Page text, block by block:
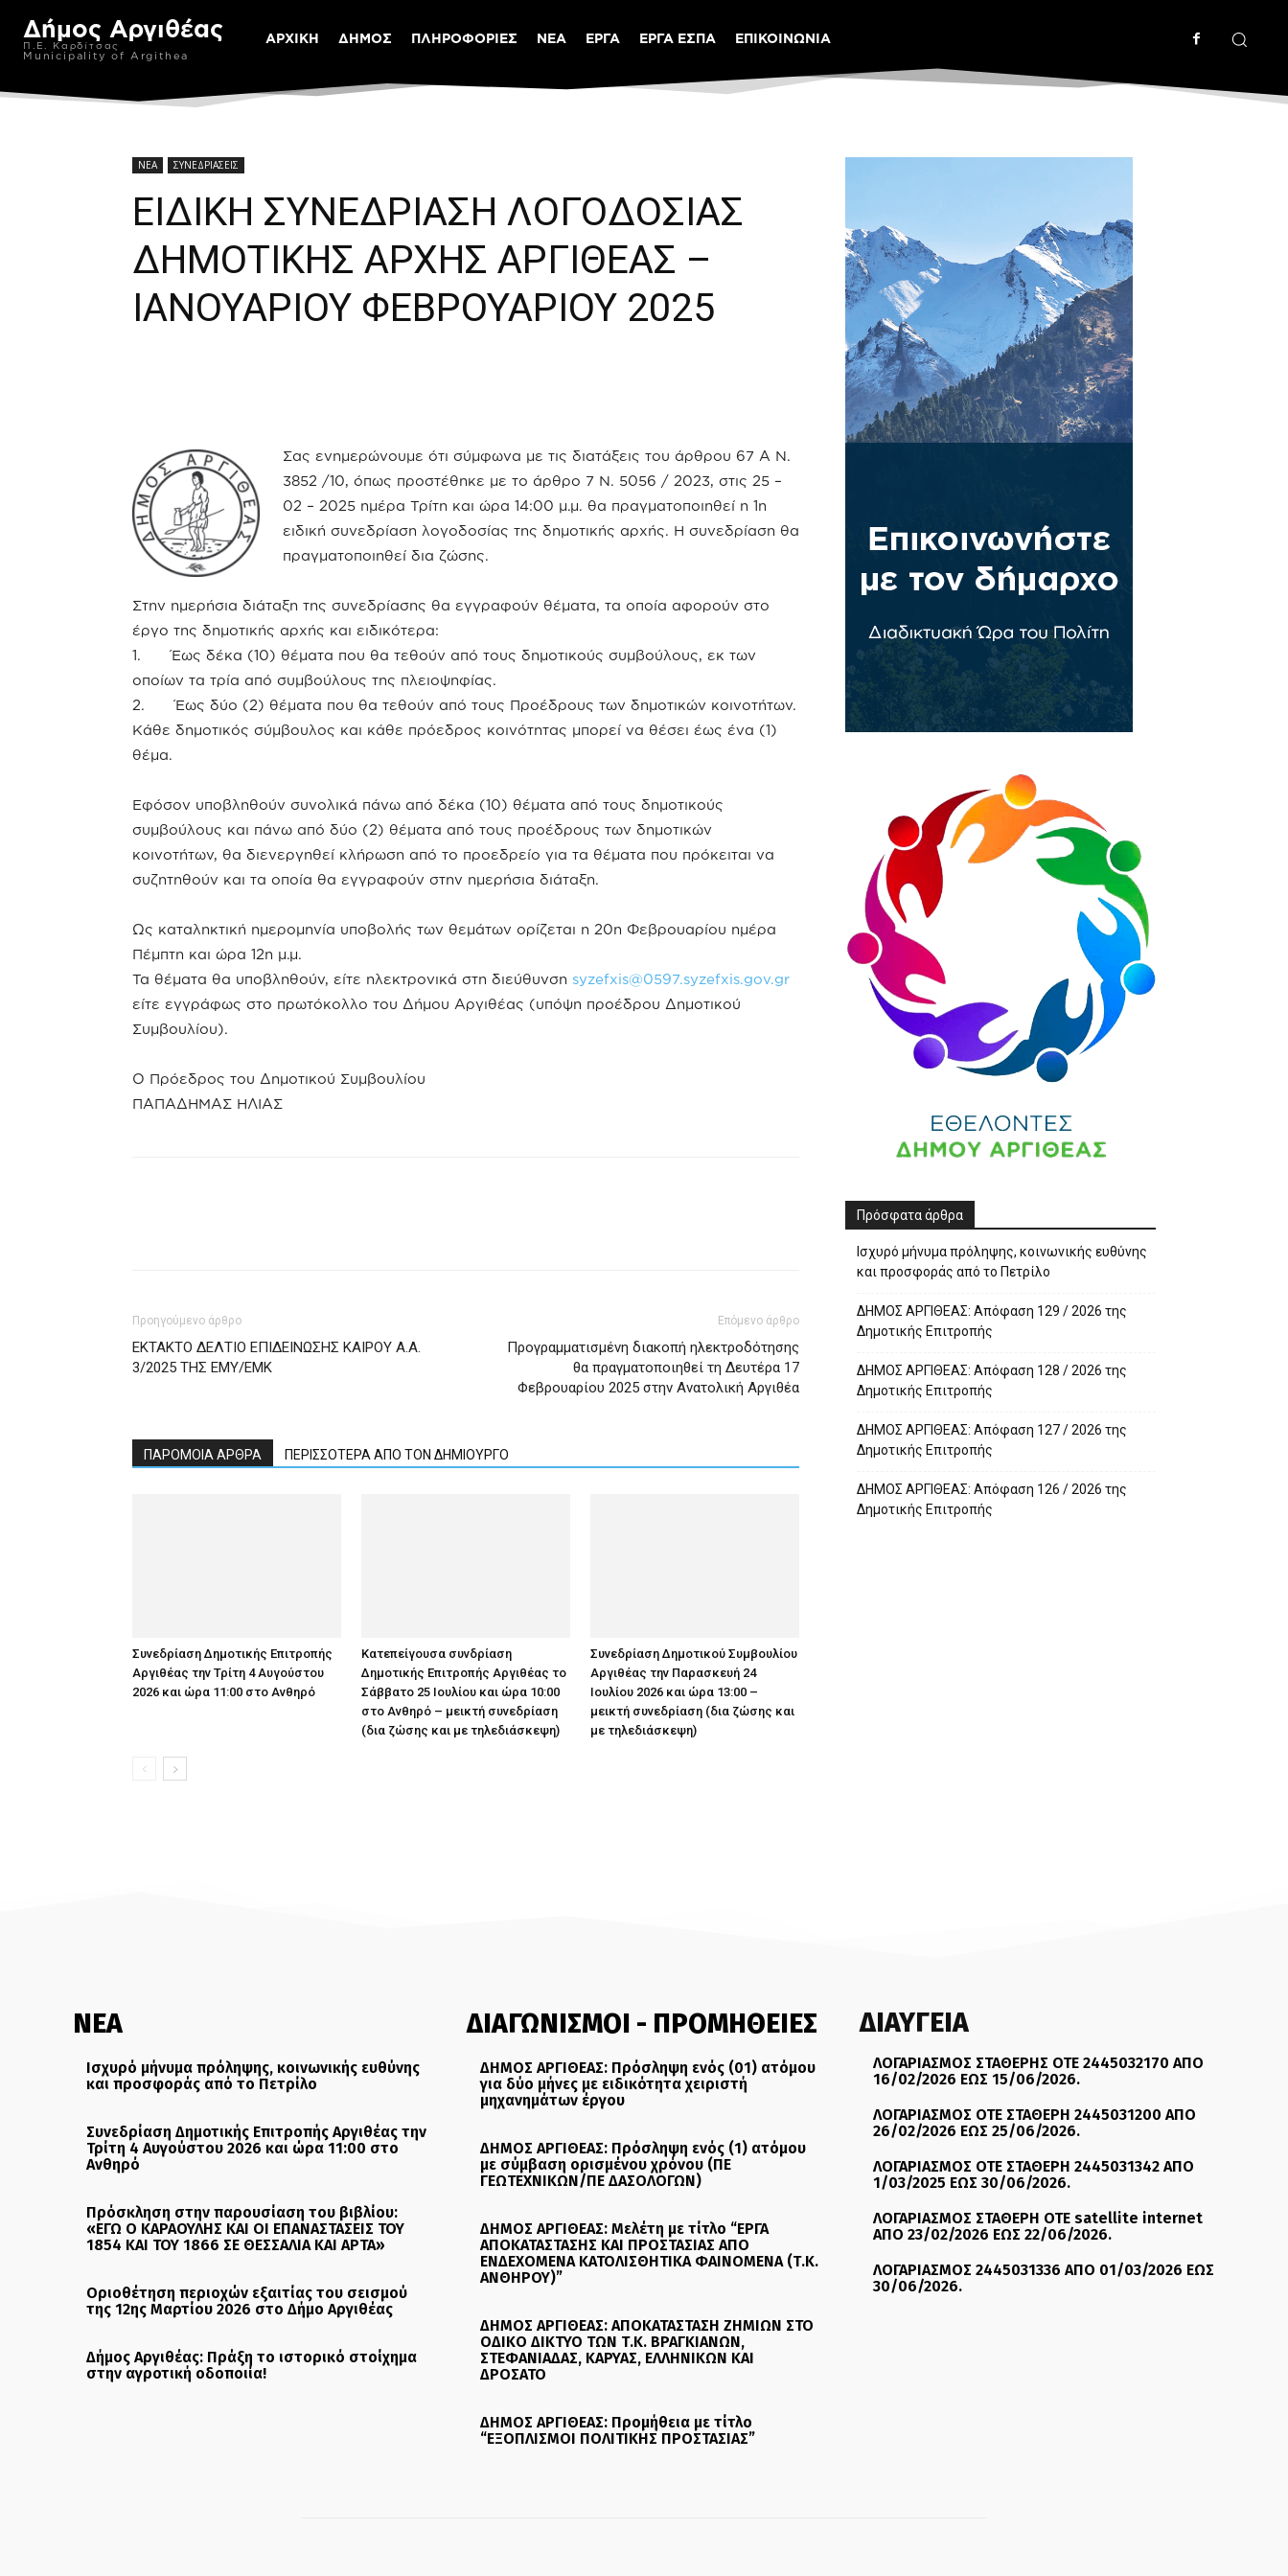
Δήμος Αργιθέας
Π.Ε. Καρδίτσας
Municipality of Argithea
ΑΡΧΙΚΗ ΔΗΜΟΣ ΠΛΗΡΟΦΟΡΙΕΣ ΝΕΑ ΕΡΓΑ ΕΡΓΑ ΕΣΠΑ ΕΠΙΚΟΙΝΩΝΙΑ
ΝΕΑ ΣΥΝΕΔΡΙΑΣΕΙΣ
ΕΙΔΙΚΗ ΣΥΝΕΔΡΙΑΣΗ ΛΟΓΟΔΟΣΙΑΣ
ΔΗΜΟΤΙΚΗΣ ΑΡΧΗΣ ΑΡΓΙΘΕΑΣ –
ΙΑΝΟΥΑΡΙΟΥ ΦΕΒΡΟΥΑΡΙΟΥ 2025
Σας ενημερώνουμε ότι σύμφωνα με τις διατάξεις του άρθρου 67 Α Ν.
3852 /10, όπως προστέθηκε με το άρθρο 7 Ν. 5056 / 2023, στις 25 –
02 – 2025 ημέρα Τρίτη και ώρα 14:00 μ.μ. θα πραγματοποιηθεί η 1η
ειδική συνεδρίαση λογοδοσίας της δημοτικής αρχής. Η συνεδρίαση θα
πραγματοποιηθεί δια ζώσης.
Στην ημερήσια διάταξη της συνεδρίασης θα εγγραφούν θέματα, τα οποία αφορούν στο
έργο της δημοτικής αρχής και ειδικότερα:
1. Έως δέκα (10) θέματα που θα τεθούν από τους δημοτικούς συμβούλους, εκ των
οποίων τα τρία από συμβούλους της πλειοψηφίας.
2. Έως δύο (2) θέματα που θα τεθούν από τους Προέδρους των δημοτικών κοινοτήτων.
Κάθε δημοτικός σύμβουλος και κάθε πρόεδρος κοινότητας μπορεί να θέσει έως ένα (1)
θέμα.
Εφόσον υποβληθούν συνολικά πάνω από δέκα (10) θέματα από τους δημοτικούς
συμβούλους και πάνω από δύο (2) θέματα από τους προέδρους των δημοτικών
κοινοτήτων, θα διενεργηθεί κλήρωση από το προεδρείο για τα θέματα που πρόκειται να
συζητηθούν και τα οποία θα εγγραφούν στην ημερήσια διάταξη.
Ως καταληκτική ημερομηνία υποβολής των θεμάτων ορίζεται η 20η Φεβρουαρίου ημέρα
Πέμπτη και ώρα 12η μ.μ.
Τα θέματα θα υποβληθούν, είτε ηλεκτρονικά στη διεύθυνση syzefxis@0597.syzefxis.gov.gr
είτε εγγράφως στο πρωτόκολλο του Δήμου Αργιθέας (υπόψη προέδρου Δημοτικού
Συμβουλίου).
Ο Πρόεδρος του Δημοτικού Συμβουλίου
ΠΑΠΑΔΗΜΑΣ ΗΛΙΑΣ
Προηγούμενο άρθρο
ΕΚΤΑΚΤΟ ΔΕΛΤΙΟ ΕΠΙΔΕΙΝΩΣΗΣ ΚΑΙΡΟΥ Α.Α.
3/2025 ΤΗΣ ΕΜΥ/ΕΜΚ
Επόμενο άρθρο
Προγραμματισμένη διακοπή ηλεκτροδότησης
θα πραγματοποιηθεί τη Δευτέρα 17
Φεβρουαρίου 2025 στην Ανατολική Αργιθέα
ΠΑΡΟΜΟΙΑ ΑΡΘΡΑ ΠΕΡΙΣΣΟΤΕΡΑ ΑΠΟ ΤΟΝ ΔΗΜΙΟΥΡΓΟ
Συνεδρίαση Δημοτικής Επιτροπής
Αργιθέας την Τρίτη 4 Αυγούστου
2026 και ώρα 11:00 στο Ανθηρό
Κατεπείγουσα συνδρίαση
Δημοτικής Επιτροπής Αργιθέας το
Σάββατο 25 Ιουλίου και ώρα 10:00
στο Ανθηρό – μεικτή συνεδρίαση
(δια ζώσης και με τηλεδιάσκεψη)
Συνεδρίαση Δημοτικού Συμβουλίου
Αργιθέας την Παρασκευή 24
Ιουλίου 2026 και ώρα 13:00 –
μεικτή συνεδρίαση (δια ζώσης και
με τηλεδιάσκεψη)
Πρόσφατα άρθρα
Ισχυρό μήνυμα πρόληψης, κοινωνικής ευθύνης
και προσφοράς από το Πετρίλο
ΔΗΜΟΣ ΑΡΓΙΘΕΑΣ: Απόφαση 129 / 2026 της
Δημοτικής Επιτροπής
ΔΗΜΟΣ ΑΡΓΙΘΕΑΣ: Απόφαση 128 / 2026 της
Δημοτικής Επιτροπής
ΔΗΜΟΣ ΑΡΓΙΘΕΑΣ: Απόφαση 127 / 2026 της
Δημοτικής Επιτροπής
ΔΗΜΟΣ ΑΡΓΙΘΕΑΣ: Απόφαση 126 / 2026 της
Δημοτικής Επιτροπής
ΝΕΑ
Ισχυρό μήνυμα πρόληψης, κοινωνικής ευθύνης
και προσφοράς από το Πετρίλο
Συνεδρίαση Δημοτικής Επιτροπής Αργιθέας την
Τρίτη 4 Αυγούστου 2026 και ώρα 11:00 στο
Ανθηρό
Πρόσκληση στην παρουσίαση του βιβλίου:
«ΕΓΩ Ο ΚΑΡΑΟΥΛΗΣ ΚΑΙ ΟΙ ΕΠΑΝΑΣΤΑΣΕΙΣ ΤΟΥ
1854 ΚΑΙ ΤΟΥ 1866 ΣΕ ΘΕΣΣΑΛΙΑ ΚΑΙ ΑΡΤΑ»
Οριοθέτηση περιοχών εξαιτίας του σεισμού
της 12ης Μαρτίου 2026 στο Δήμο Αργιθέας
Δήμος Αργιθέας: Πράξη το ιστορικό στοίχημα
στην αγροτική οδοποιία!
ΔΙΑΓΩΝΙΣΜΟΙ - ΠΡΟΜΗΘΕΙΕΣ
ΔΗΜΟΣ ΑΡΓΙΘΕΑΣ: Πρόσληψη ενός (01) ατόμου
για δύο μήνες με ειδικότητα χειριστή
μηχανημάτων έργου
ΔΗΜΟΣ ΑΡΓΙΘΕΑΣ: Πρόσληψη ενός (1) ατόμου
με σύμβαση ορισμένου χρόνου (ΠΕ
ΓΕΩΤΕΧΝΙΚΩΝ/ΠΕ ΔΑΣΟΛΟΓΩΝ)
ΔΗΜΟΣ ΑΡΓΙΘΕΑΣ: Μελέτη με τίτλο “ΕΡΓΑ
ΑΠΟΚΑΤΑΣΤΑΣΗΣ ΚΑΙ ΠΡΟΣΤΑΣΙΑΣ ΑΠΟ
ΕΝΔΕΧΟΜΕΝΑ ΚΑΤΟΛΙΣΘΗΤΙΚΑ ΦΑΙΝΟΜΕΝΑ (Τ.Κ.
ΑΝΘΗΡΟΥ)”
ΔΗΜΟΣ ΑΡΓΙΘΕΑΣ: ΑΠΟΚΑΤΑΣΤΑΣΗ ΖΗΜΙΩΝ ΣΤΟ
ΟΔΙΚΟ ΔΙΚΤΥΟ ΤΩΝ Τ.Κ. ΒΡΑΓΚΙΑΝΩΝ,
ΣΤΕΦΑΝΙΑΔΑΣ, ΚΑΡΥΑΣ, ΕΛΛΗΝΙΚΩΝ ΚΑΙ
ΔΡΟΣΑΤΟ
ΔΗΜΟΣ ΑΡΓΙΘΕΑΣ: Προμήθεια με τίτλο
“ΕΞΟΠΛΙΣΜΟΙ ΠΟΛΙΤΙΚΗΣ ΠΡΟΣΤΑΣΙΑΣ”
ΔΙΑΥΓΕΙΑ
ΛΟΓΑΡΙΑΣΜΟΣ ΣΤΑΘΕΡΗΣ ΟΤΕ 2445032170 ΑΠΟ
16/02/2026 ΕΩΣ 15/06/2026.
ΛΟΓΑΡΙΑΣΜΟΣ ΟΤΕ ΣΤΑΘΕΡΗ 2445031200 ΑΠΟ
26/02/2026 ΕΩΣ 25/06/2026.
ΛΟΓΑΡΙΑΣΜΟΣ ΟΤΕ ΣΤΑΘΕΡΗ 2445031342 ΑΠΟ
1/03/2025 ΕΩΣ 30/06/2026.
ΛΟΓΑΡΙΑΣΜΟΣ ΣΤΑΘΕΡΗ ΟΤΕ satellite internet
ΑΠΟ 23/02/2026 ΕΩΣ 22/06/2026.
ΛΟΓΑΡΙΑΣΜΟΣ 2445031336 ΑΠΟ 01/03/2026 ΕΩΣ
30/06/2026.